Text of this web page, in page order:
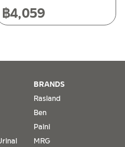
.
อ หรือ ใบเสร็จ โดยทางบริษัทฯ
ทางบริษัทฯ ไม่สามารถให้
กสารดังกล่าว
สินค้าที่อยู่ในสภาพการใช้งาน
฿4,059
BRANDS
Rasland
Ben
Paini
MRG